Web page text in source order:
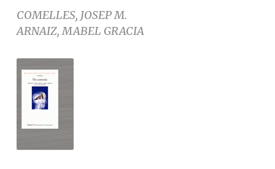
COMELLES, JOSEP M.
ARNAIZ, MABEL GRACIA